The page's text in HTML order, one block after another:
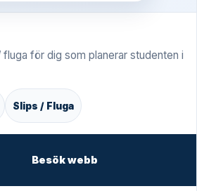
fluga för dig som planerar studenten i
Slips / Fluga
Besök webb